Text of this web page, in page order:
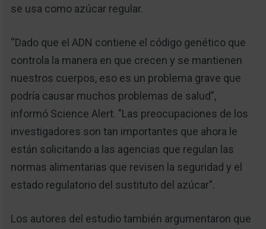
se usa como azúcar regular.
“Dado que el ADN contiene el código genético que
controla la manera en que crecen y se mantienen
nuestros cuerpos, eso es un problema grave que
podría causar muchos problemas de salud”,
informó Science Alert. "Las preocupaciones de los
investigadores son tan importantes que ahora le
están solicitando a las agencias que regulan las
normas alimentarias que revisen la seguridad y el
estado regulatorio del sustituto del azúcar".
Los autores del estudio también argumentaron que